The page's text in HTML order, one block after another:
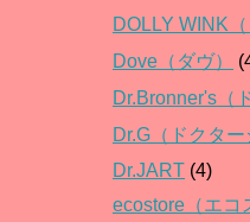
DOLLY WINK
Dove（ダヴ）
Dr.Bronner's（
Dr.G（ドクター
Dr.JART (4)
ecostore（エコ